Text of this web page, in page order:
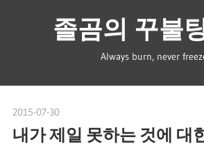
졸곰의 꾸불
Always burn, never
2015-07-30
내가 제일 못하는 것에 대